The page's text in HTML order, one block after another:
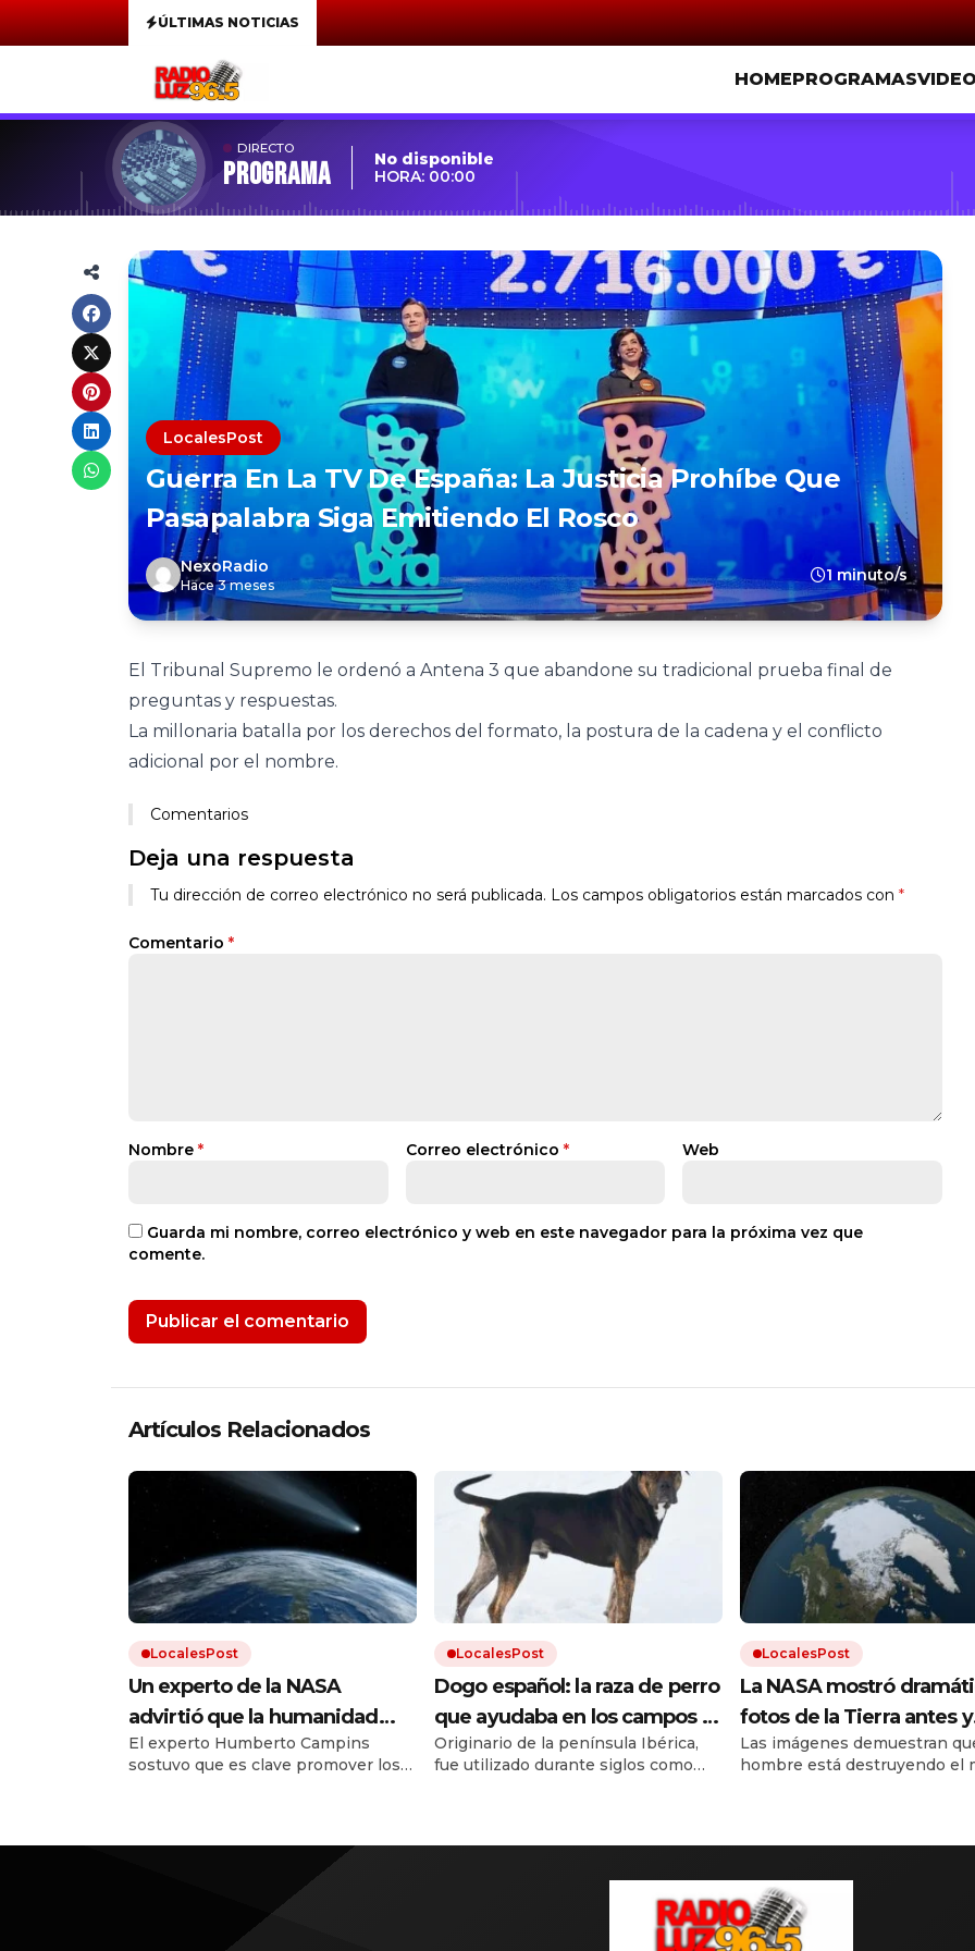
ÚLTIMAS NOTICIAS
HOMEPROGRAMAS
DIRECTO
Programa
No disponible
HORA: 00:00
LocalesPost
Guerra En La TV De España: La Justicia Prohíbe Que
Pasapalabra Siga Emitiendo El Rosco
NexoRadio
Hace 3 meses
1 minuto/s
El Tribunal Supremo le ordenó a Antena 3 que abandone su tradicional prueba final de
preguntas y respuestas.
La millonaria batalla por los derechos del formato, la postura de la cadena y el conflicto
adicional por el nombre.
Comentarios
Deja una respuesta
Tu dirección de correo electrónico no será publicada. Los campos obligatorios están marcados con *
Comentario *
Nombre * Correo electrónico * Web
Guarda mi nombre, correo electrónico y web en este navegador para la próxima vez que
comente.
Artículos Relacionados
LocalesPost
Un experto de la NASA
advirtió que la humanidad
debe prepararse para el
impacto de un asteroide:
El experto Humberto Campins
sostuvo que es clave promover los
LocalesPost
Dogo español: la raza de perro
que ayudaba en los campos y
que está en proceso de
recuperación
Originario de la península Ibérica,
fue utilizado durante siglos como
estuvo al borde la extinción.
LocalesPost
La NASA mostró
fotos de la Tierra antes y
después del cambio
Las imágenes demuestran
hombre está destruyendo el
el resto.